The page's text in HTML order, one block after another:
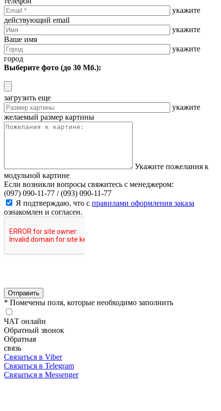
укажите
действующий email
укажите
Ваше имя
укажите
город
Выберите фото (до 30 Мб.):
загрузить еще
укажите
желаемый размер картины
Укажите пожелания к
модульной картине
Если возникли вопросы свяжитесь с менеджером:
(097) 090-11-77 /(093) 090-11-77
Я подтверждаю, что с правилами оформления заказа
ознакомлен и согласен.
Отправить
* Помечены поля, которые необходимо заполнить
ЧАТ онлайн
Обратный звонок
Обратная
связь
Связаться в Viber
Связаться в Telegram
Связаться в Messenger